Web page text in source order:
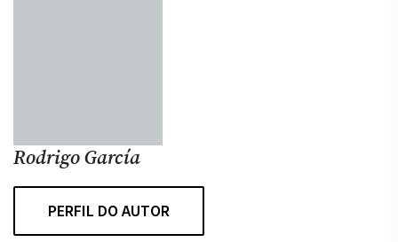
Rodrigo García
PERFIL DO AUTOR